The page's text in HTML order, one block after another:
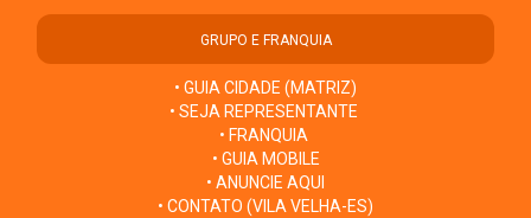
GRUPO E FRANQUIA
• GUIA CIDADE (MATRIZ)
• SEJA REPRESENTANTE
• FRANQUIA
• GUIA MOBILE
• ANUNCIE AQUI
• CONTATO (VILA VELHA-ES)